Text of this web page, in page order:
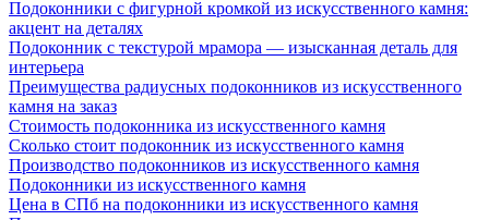
Подоконники с фигурной кромкой из искусственного камня:
акцент на деталях
Подоконник с текстурой мрамора — изысканная деталь для
интерьера
Преимущества радиусных подоконников из искусственного
камня на заказ
Стоимость подоконника из искусственного камня
Сколько стоит подоконник из искусственного камня
Производство подоконников из искусственного камня
Подоконники из искусственного камня
Цена в СПб на подоконники из искусственного камня